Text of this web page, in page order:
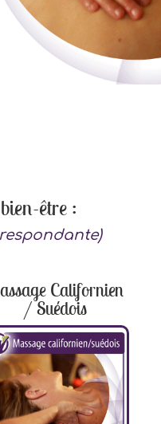
être :
Californien
/ Suédois